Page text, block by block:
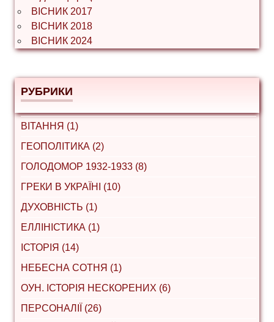
ВІСНИК 2017
ВІСНИК 2018
ВІСНИК 2024
РУБРИКИ
ВІТАННЯ (1)
ГЕОПОЛІТИКА (2)
ГОЛОДОМОР 1932-1933 (8)
ГРЕКИ В УКРАЇНІ (10)
ДУХОВНІСТЬ (1)
ЕЛЛІНІСТИКА (1)
ІСТОРІЯ (14)
НЕБЕСНА СОТНЯ (1)
ОУН. ІСТОРІЯ НЕСКОРЕНИХ (6)
ПЕРСОНАЛІЇ (26)